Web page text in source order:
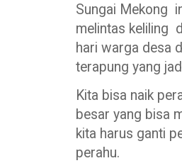
Sungai Mekong
melintas keliling
hari warga desa
terapung yang
Kita bisa naik
besar yang bisa
kita harus ganti
perahu.